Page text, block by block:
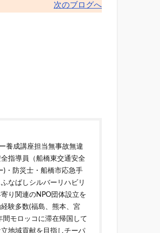
次のブログへ
養成講座担当無事故無違
指導員（船橋東交通安全
)・防災士・船橋市応急手
なばしシルバーリハビリ
り関連のNPO団体設立を
験多数(福島、熊本、宮
モロッコに滞在帰国して
地域貢献を目指しチーパ